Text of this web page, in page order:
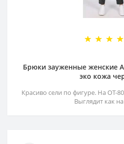
Брюки зауженные женские
эко кожа
Красиво сели по фигуре. На ОТ-
Выглядит как